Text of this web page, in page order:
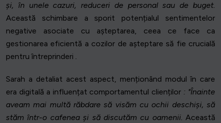
și, în unele cazuri, reduceri de personal sau de buget.
Această schimbare a sporit potențialul sentimentelor
negative asociate cu așteptarea, ceea ce face ca
gestionarea eficientă a cozilor de așteptare să fie crucială
pentru întreprinderi .
Sarah a detaliat acest aspect, menționând modul în care
era digitală a influențat comportamentul clienților : "Înainte
aveam mai multă răbdare să visăm cu ochii deschiși, să
stăm într-o cafenea și să discutăm cu oamenii. Această